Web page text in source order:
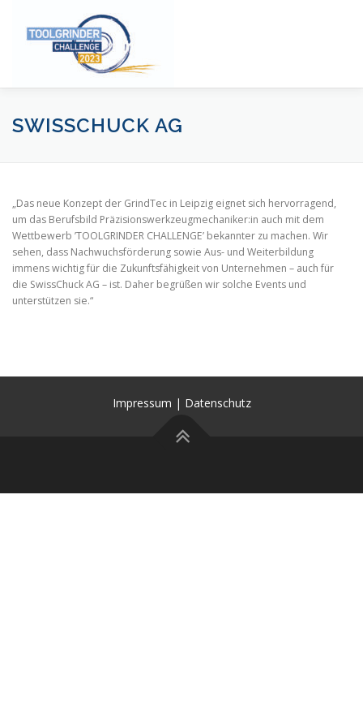
springen
STARTSEITE FAKTEN
STIMMEN ZUR CHALLENGE HIGHLIGHTS 2023
PRESSE
SWISSCHUCK AG
„Das neue Konzept der GrindTec in Leipzig eignet sich hervorragend,
um das Berufsbild Präzisionswerkzeugmechaniker:in auch mit dem
Wettbewerb ’TOOLGRINDER CHALLENGE’ bekannter zu machen. Wir
sehen, dass Nachwuchsförderung sowie Aus- und Weiterbildung
immens wichtig für die Zukunftsfähigkeit von Unternehmen – auch für
die SwissChuck AG – ist. Daher begrüßen wir solche Events und
unterstützen sie.“
Impressum | Datenschutz